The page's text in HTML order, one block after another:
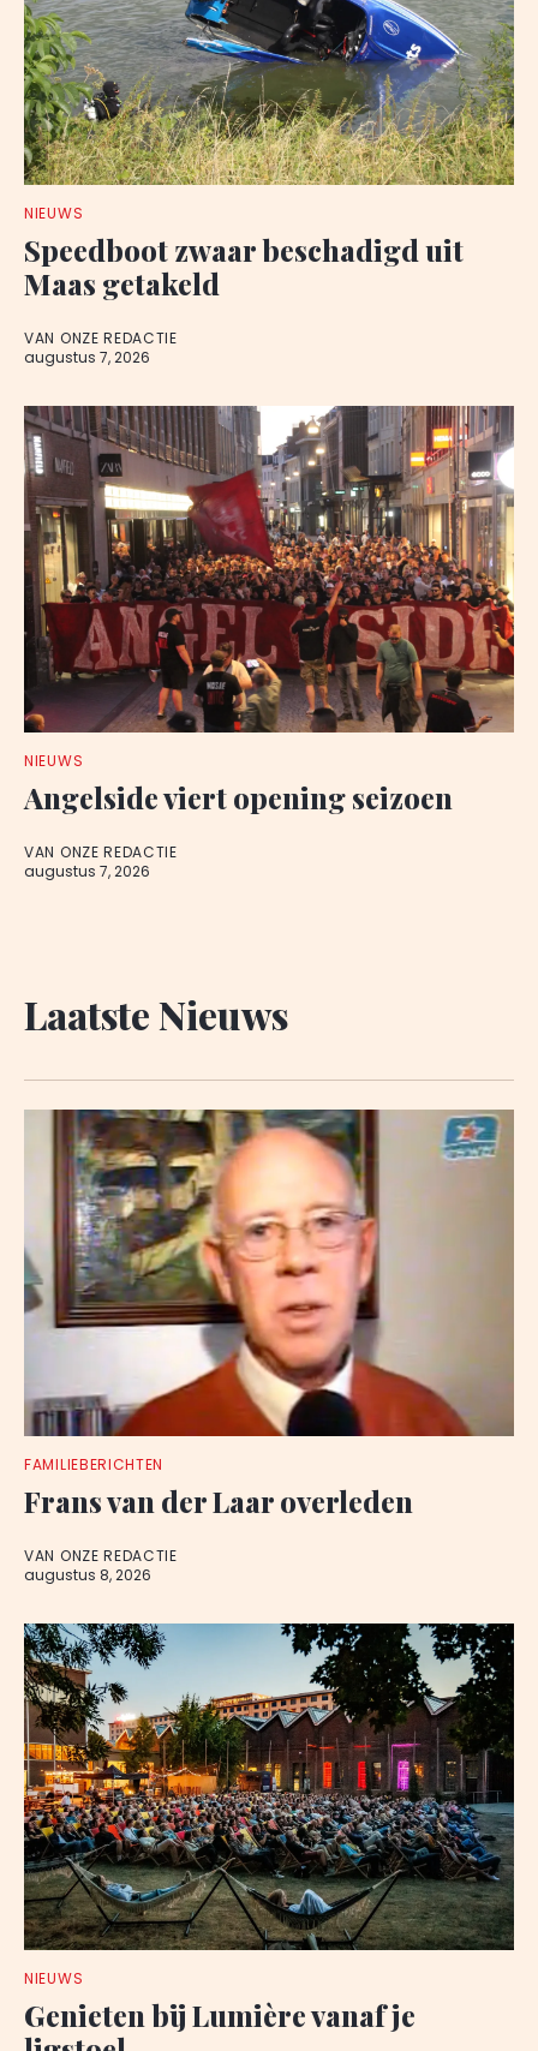
NIEUWS
Speedboot zwaar beschadigd uit
Maas getakeld
VAN ONZE REDACTIE
augustus 7, 2026
NIEUWS
Angelside viert opening seizoen
VAN ONZE REDACTIE
augustus 7, 2026
Laatste Nieuws
FAMILIEBERICHTEN
Frans van der Laar overleden
VAN ONZE REDACTIE
augustus 8, 2026
NIEUWS
Genieten bij Lumière vanaf je